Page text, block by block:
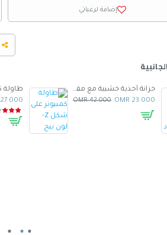
إضافة لرغباتي
خزانة أحذية خشبية مع مقعد أسود
23.000 OMR
42.000 OMR
27.000 OMR